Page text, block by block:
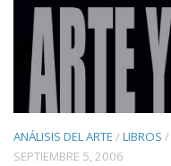
ANÁLISIS DEL ARTE /LIBROS /
SEPTIEMBRE 5, 2006